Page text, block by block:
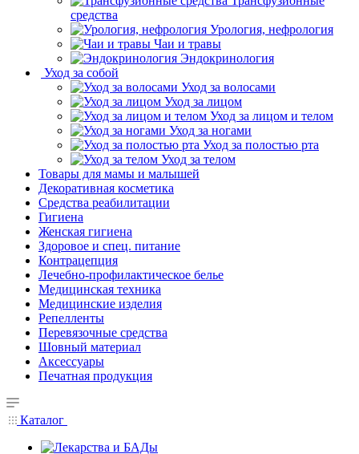
средства
Урология, нефрология
Чаи и травы
Эндокринология
Уход за собой
Уход за волосами
Уход за лицом
Уход за лицом и телом
Уход за ногами
Уход за полостью рта
Уход за телом
Товары для мамы и малышей
Декоративная косметика
Средства реабилитации
Гигиена
Женская гигиена
Здоровое и спец. питание
Контрацепция
Лечебно-профилактическое белье
Медицинская техника
Медицинские изделия
Репелленты
Перевязочные средства
Шовный материал
Аксессуары
Печатная продукция
Каталог